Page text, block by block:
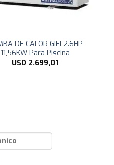
DE CALOR GIFI 2.6HP
11,56KW Para Piscina
USD 2.699,01